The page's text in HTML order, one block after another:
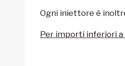
Ogni iniettore è
Per importi inferiori